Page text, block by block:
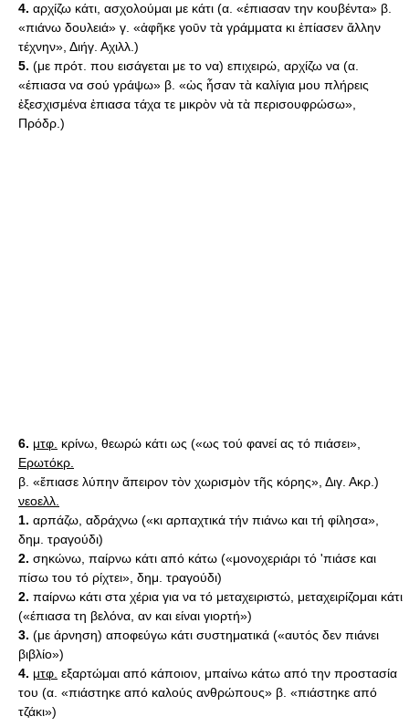
4. αρχίζω κάτι, ασχολούμαι με κάτι (α. «έπιασαν την κουβέντα» β.
«πιάνω δουλειά» γ. «ἀφῆκε γοῡν τὰ γράμματα κι ἐπίασεν ἄλλην
τέχνην», Διήγ. Αχιλλ.)
5. (με πρότ. που εισάγεται με το να) επιχειρώ, αρχίζω να (α.
«έπιασα να σού γράψω» β. «ὡς ἦσαν τὰ καλίγια μου πλήρεις
ἐξεσχισμένα ἐπιασα τάχα τε μικρὸν νὰ τὰ περισουφρώσω»,
Πρόδρ.)
6. μτφ. κρίνω, θεωρώ κάτι ως («ως τού φανεί ας τό πιάσει»,
Ερωτόκρ.
β. «ἔπιασε λύπην ἄπειρον τὸν χωρισμὸν τῆς κόρης», Διγ. Ακρ.)
νεοελλ.
1. αρπάζω, αδράχνω («κι αρπαχτικά τήν πιάνω και τή φίλησα»,
δημ. τραγούδι)
2. σηκώνω, παίρνω κάτι από κάτω («μονοχεριάρι τό 'πιάσε και
πίσω του τό ρίχτει», δημ. τραγούδι)
2. παίρνω κάτι στα χέρια για να τό μεταχειριστώ, μεταχειρίζομαι κάτι
(«έπιασα τη βελόνα, αν και είναι γιορτή»)
3. (με άρνηση) αποφεύγω κάτι συστηματικά («αυτός δεν πιάνει
βιβλίο»)
4. μτφ. εξαρτώμαι από κάποιον, μπαίνω κάτω από την προστασία
του (α. «πιάστηκε από καλούς ανθρώπους» β. «πιάστηκε από
τζάκι»)